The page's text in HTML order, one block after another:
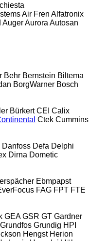
Air Fren Alfatronix
AugerAurora Autosan
Behr Bernstein Biltema
BorgWarner Bosch
Bürkert CEI Calix
Ctek Cummins
Danfoss Defa Delphi
Dirna Dometic
Ebmpapst
FAG FPT FTE
GEA GSR GT Gardner
Grundfos Grundig HPI
Hengst Herion